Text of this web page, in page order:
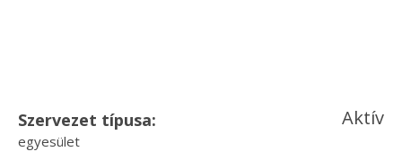
Szervezet típusa:
egyesület
Aktív